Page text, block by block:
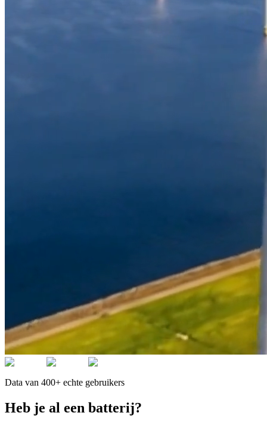
Data van 400+ echte gebruikers
Heb je al een batterij?